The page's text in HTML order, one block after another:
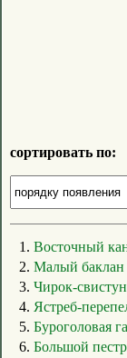
сортировать по:
1. Восточный
2. Малый баклан
3. Чирок-
4. Ястреб-
5. Буроголовая
6. Большой